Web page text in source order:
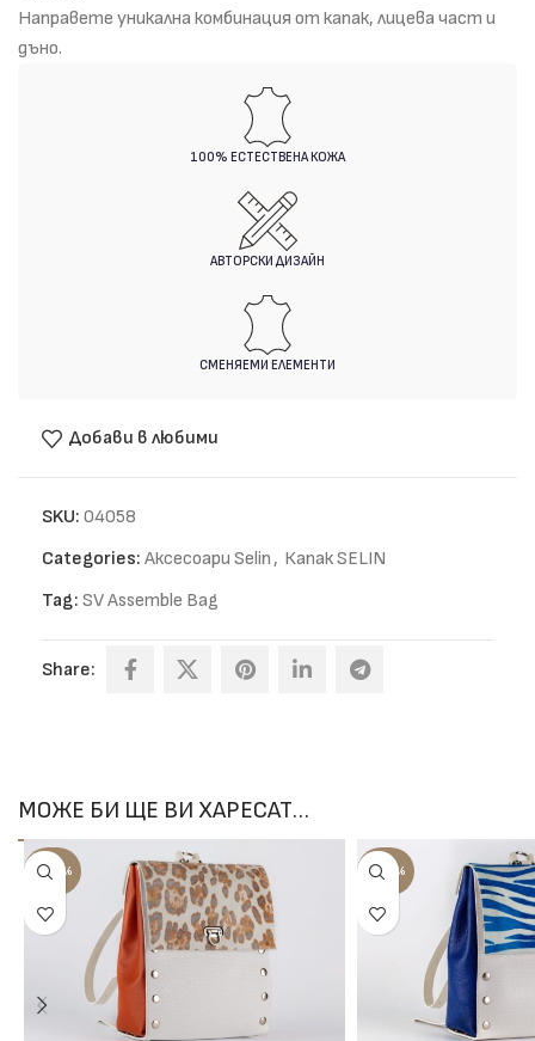
Направете уникална комбинация от капак, лицева част и
дъно.
100% ЕСТЕСТВЕНА КОЖА
АВТОРСКИ ДИЗАЙН
СМЕНЯЕМИ ЕЛЕМЕНТИ
Добави в любими
SKU: 04058
Categories: Аксесоари Selin, Капак SELIN
Tag: SV Assemble Bag
Share:
МОЖЕ БИ ЩЕ ВИ ХАРЕСАТ…
-100% -100%